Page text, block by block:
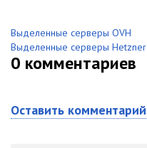
Выделенные серверы OVH
Выделенные серверы Hetzner
0 комментариев
Оставить комментарий